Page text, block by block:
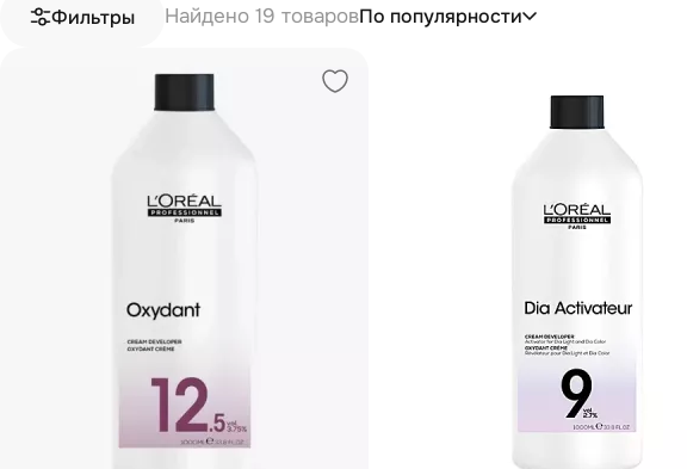
Фильтры Найдено 19 товаровПо популярности